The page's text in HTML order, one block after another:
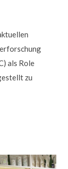
als Role
zu